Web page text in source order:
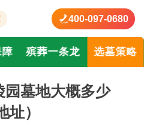
400-097-0680
障 殡葬一条龙 选墓策略
园墓地大概多少
）